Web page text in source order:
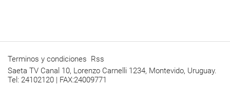
Terminos y condiciones Rss
Saeta TV Canal 10, Lorenzo Carnelli 1234, Montevido, Uruguay.
Tel: 24102120 | FAX:24009771